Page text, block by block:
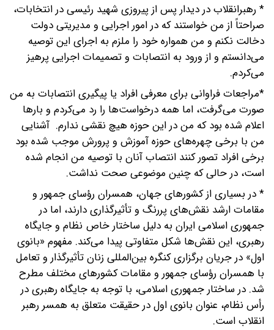
* رهبرانقلاب در دیدار پس از پیروزی شهید رئیسی در انتخابات،
صراحتاً از من خواستند که در امور اجرایی و مدیریتی دولت
دخالت نکنم و من همواره خود را ملزم به اجرای این توصیه
می‌دانستم و از ورود به انتصابات و تصمیمات اجرایی پرهیز
می‌کردم.
*مراجعات فراوانی برای معرفی افراد یا پیگیری انتصابات به من
صورت می‌گرفت، اما همه درخواست‌ها را رد می‌کردم و بارها
اعلام شده بود که من در این حوزه هیچ نقشی ندارم. آشنایی
من با برخی چهره‌های حوزه آموزش و پرورش موجب شده بود
برخی افراد تصور کنند انتصاب آنان با توصیه من انجام شده
است، در حالی که چنین موضوعی صحت نداشت.
* در بسیاری از کشورهای جهان، همسران رؤسای جمهور و
مقامات ارشد نقش‌های پررنگ و تأثیرگذاری دارند، اما در
جمهوری اسلامی ایران به دلیل ساختار خاص نظام و جایگاه
رهبری، این نقش‌ها شکل متفاوتی پیدا می‌کند. مفهوم «بانوی
اول» در جریان برگزاری کنگره بین‌المللی زنان تأثیرگذار و تعامل
با همسران رؤسای جمهور و مقامات کشورهای مختلف مطرح
شد. در ساختار جمهوری اسلامی، با توجه به جایگاه رهبری در
رأس نظام، عنوان بانوی اول در حقیقت متعلق به همسر رهبر
انقلاب است.